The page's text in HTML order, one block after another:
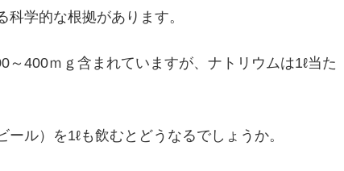
学的な根拠があります。
400ｍｇ含まれていますが、ナトリウムは1ℓ当た
ル）を1ℓも飲むとどうなるでしょうか。